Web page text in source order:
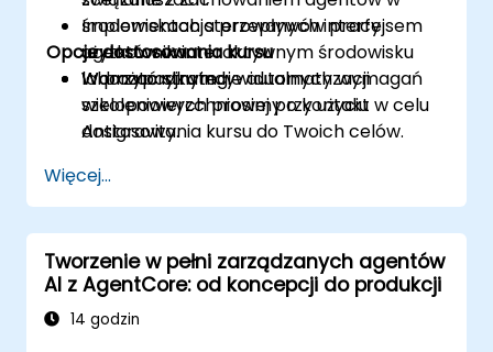
środowiskach sterowanych interfejsem
użytkownika.
Wdrażać strategie automatyzacji
wielopowierzchniowej przy użyciu
Antigravity.
Implementacja przepływów pracy
agentów w interaktywnym środowisku
laboratoryjnym.
Opcje dostosowania kursu
W przypadku indywidualnych wymagań
szkoleniowych prosimy o kontakt w celu
dostosowania kursu do Twoich celów.
Więcej...
Tworzenie w pełni zarządzanych agentów
AI z AgentCore: od koncepcji do produkcji
14 godzin